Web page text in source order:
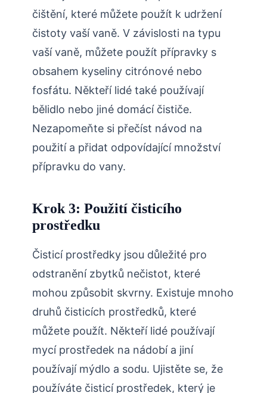
čištění, které můžete použít k udržení
čistoty vaší vaně. V závislosti na typu
vaší vaně, můžete použít přípravky s
obsahem kyseliny citrónové nebo
fosfátu. Někteří lidé také používají
bělidlo nebo jiné domácí čističe.
Nezapomeňte si přečíst návod na
použití a přidat odpovídající množství
přípravku do vany.
Krok 3: Použití čisticího
prostředku
Čisticí prostředky jsou důležité pro
odstranění zbytků nečistot, které
mohou způsobit skvrny. Existuje mnoho
druhů čisticích prostředků, které
můžete použít. Někteří lidé používají
mycí prostředek na nádobí a jiní
používají mýdlo a sodu. Ujistěte se, že
používáte čisticí prostředek, který je